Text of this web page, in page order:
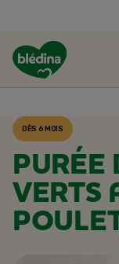
ACCUEIL
DÈS 6 MOIS
PURÉE
VERTS